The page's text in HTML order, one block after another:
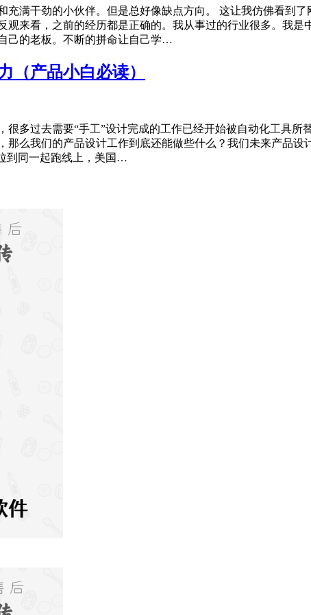
充满干劲的小伙伴。但是总好像缺点方向。 这让我仿佛看到
来看，之前的经历都是正确的。我从事过的行业很多。我
己的老板。不断的拼命让自己学…
（产品小白必读）
多过去需要“手工”设计完成的工作已经开始被自动化工具
么我们的产品设计工作到底还能做些什么？我们未来产品
到同一起跑线上，美国…